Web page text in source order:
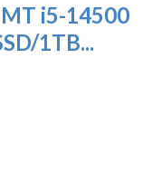
i5-14500
1TB...